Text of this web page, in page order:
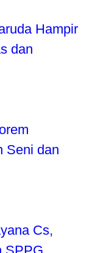
Hampir
dan
Seni dan
Cs,